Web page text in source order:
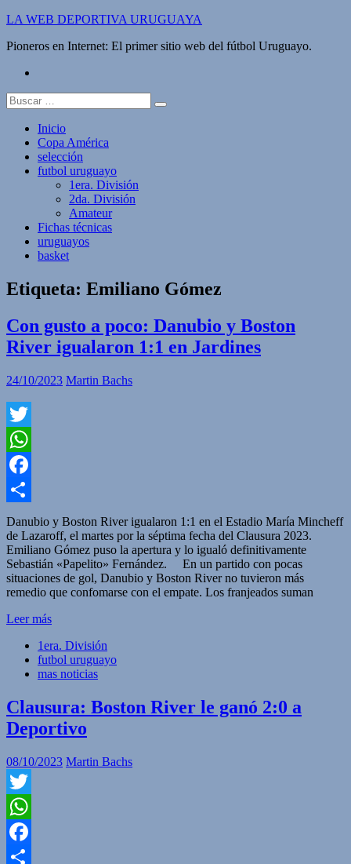
Saltar
contenido
LA WEB DEPORTIVA URUGUAYA
Pioneros en Internet: El primer sitio web del fútbol Uruguayo.
Buscar:
Inicio
Copa América
selección
futbol uruguayo
1era. División
2da. División
Amateur
Fichas técnicas
uruguayos
basket
Etiqueta: Emiliano Gómez
Con gusto a poco: Danubio y Boston
River igualaron 1:1 en Jardines
24/10/2023 Martin Bachs
Twitter
WhatsApp
Facebook
Compartir
Danubio y Boston River igualaron 1:1 en el Estadio María Mincheff
de Lazaroff, el martes por la séptima fecha del Clausura 2023.
Emiliano Gómez puso la apertura y lo igualó definitivamente
Sebastián «Papelito» Fernández. En un partido con pocas
situaciones de gol, Danubio y Boston River no tuvieron más
remedio que confomarse con el empate. Los franjeados suman
Leer más
1era. División
futbol uruguayo
mas noticias
Clausura: Boston River le ganó 2:0 a
Deportivo
08/10/2023 Martin Bachs
Twitter
WhatsApp
Facebook